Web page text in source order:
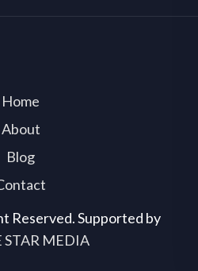
Reserved. Supported by
STAR MEDIA
Home
About
Blog